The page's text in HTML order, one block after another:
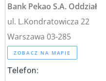
Bank Pekao S.A. Oddział
ul. L.Kondratowicza 22
Warszawa 03-285
ZOBACZ NA MAPIE
Telefon: